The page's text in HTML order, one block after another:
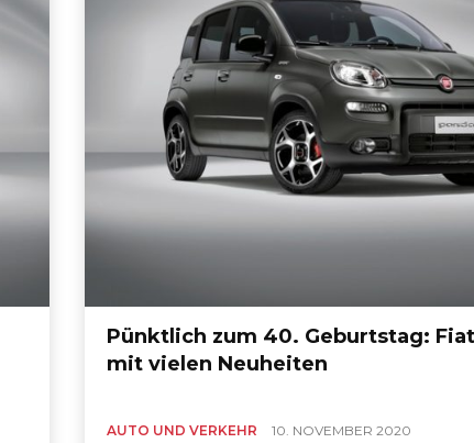
Pünktlich zum 40. Geburtstag:
mit vielen Neuheiten
AUTO UND VERKEHR 10. NOVEMBER 2020